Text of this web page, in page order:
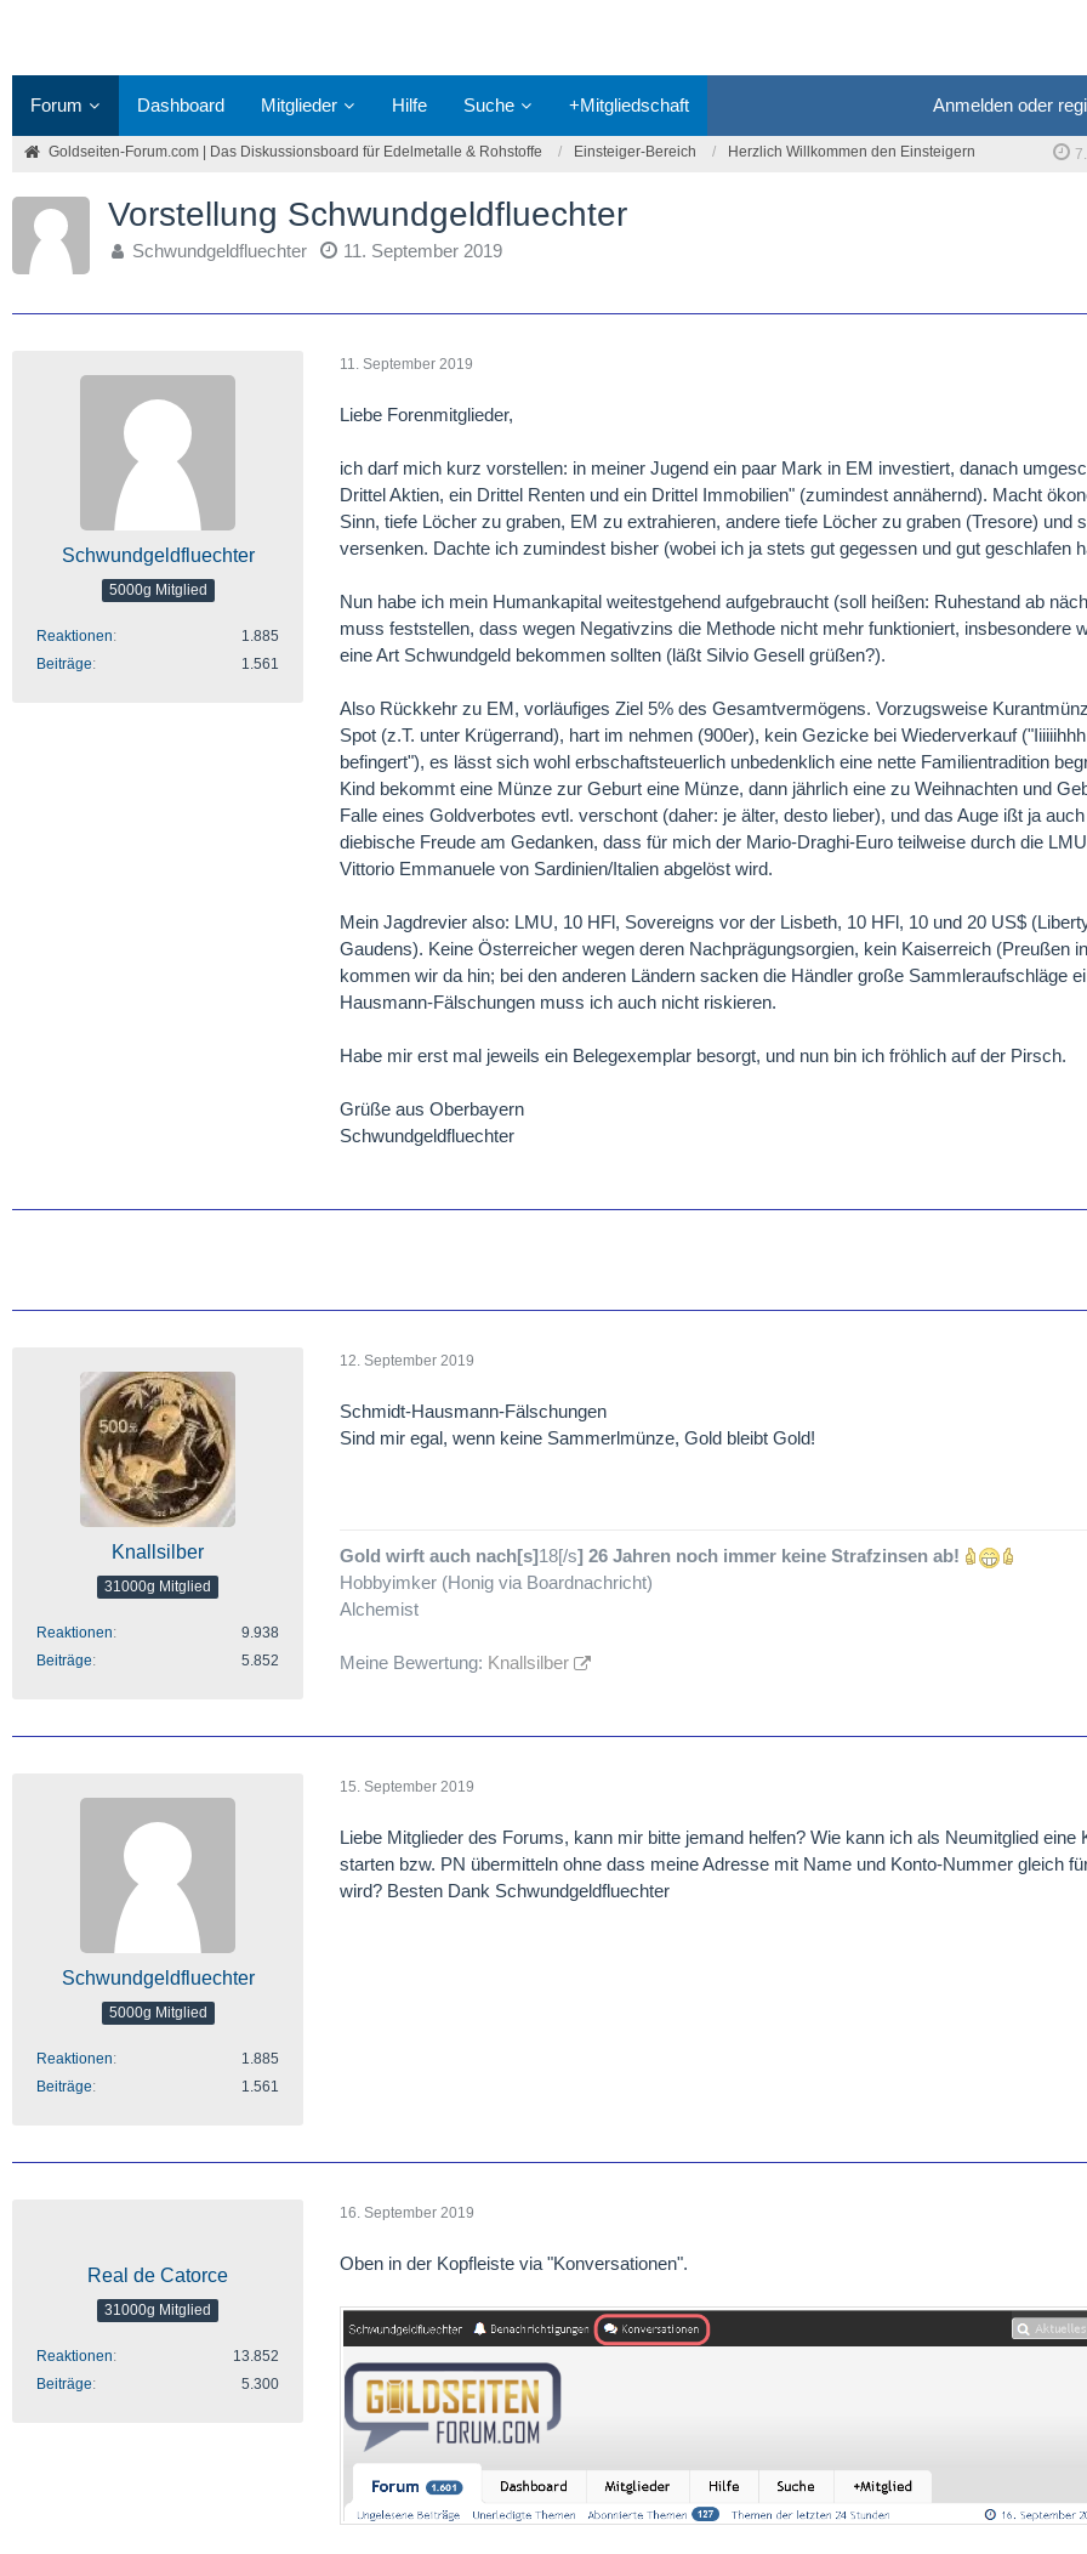
Forum Dashboard Mitglieder Hilfe Suche +Mitgliedschaft Anmelden oder
Goldseiten-Forum.com | Das Diskussionsboard für Edelmetalle & Rohstoffe Einsteiger-Bereich Herzlich Willkommen den Einsteigern
Vorstellung Schwundgeldfluechter
Schwundgeldfluechter 11. September 2019
Schwundgeldfluechter
5000g Mitglied
Reaktionen
1.885
Beiträge
1.561
11. September 2019
Liebe Forenmitglieder,
ich darf mich kurz vorstellen: in meiner Jugend ein paar Mark in EM investiert, danach
Drittel Aktien, ein Drittel Renten und ein Drittel Immobilien" (zumindest annähernd). Macht
Sinn, tiefe Löcher zu graben, EM zu extrahieren, andere tiefe Löcher zu graben (Tresore) und
versenken. Dachte ich zumindest bisher (wobei ich ja stets gut gegessen und gut geschlafen
Nun habe ich mein Humankapital weitestgehend aufgebraucht (soll heißen: Ruhestand ab
muss feststellen, dass wegen Negativzins die Methode nicht mehr funktioniert, insbesondere
eine Art Schwundgeld bekommen sollten (läßt Silvio Gesell grüßen?).
Also Rückkehr zu EM, vorläufiges Ziel 5% des Gesamtvermögens. Vorzugsweise
Spot (z.T. unter Krügerrand), hart im nehmen (900er), kein Gezicke bei Wiederverkauf
befingert"), es lässt sich wohl erbschaftsteuerlich unbedenklich eine nette Familientradition
Kind bekommt eine Münze zur Geburt eine Münze, dann jährlich eine zu Weihnachten und
Falle eines Goldverbotes evtl. verschont (daher: je älter, desto lieber), und das Auge ißt ja
diebische Freude am Gedanken, dass für mich der Mario-Draghi-Euro teilweise durch die
Vittorio Emmanuele von Sardinien/Italien abgelöst wird.
Mein Jagdrevier also: LMU, 10 HFl, Sovereigns vor der Lisbeth, 10 HFl, 10 und 20 US$
Gaudens). Keine Österreicher wegen deren Nachprägungsorgien, kein Kaiserreich (Preußen
kommen wir da hin; bei den anderen Ländern sacken die Händler große Sammleraufschläge
Hausmann-Fälschungen muss ich auch nicht riskieren.
Habe mir erst mal jeweils ein Belegexemplar besorgt, und nun bin ich fröhlich auf der Pirsch.
Grüße aus Oberbayern
Schwundgeldfluechter
Knallsilber
31000g Mitglied
Reaktionen
9.938
Beiträge
5.852
12. September 2019
Schmidt-Hausmann-Fälschungen
Sind mir egal, wenn keine Sammerlmünze, Gold bleibt Gold!
Gold wirft auch nach[s]18[/s] 26 Jahren noch immer keine Strafzinsen ab!
Hobbyimker (Honig via Boardnachricht)
Alchemist
Meine Bewertung: Knallsilber
Schwundgeldfluechter
5000g Mitglied
Reaktionen
1.885
Beiträge
1.561
15. September 2019
Liebe Mitglieder des Forums, kann mir bitte jemand helfen? Wie kann ich als Neumitglied eine
starten bzw. PN übermitteln ohne dass meine Adresse mit Name und Konto-Nummer gleich
wird? Besten Dank Schwundgeldfluechter
Real de Catorce
31000g Mitglied
Reaktionen
13.852
Beiträge
5.300
16. September 2019
Oben in der Kopfleiste via "Konversationen".